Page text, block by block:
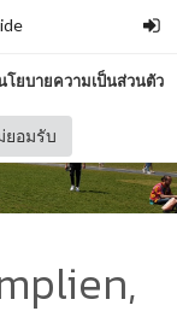
โยบายความเป็นส่วนตัว
ยอมรับ